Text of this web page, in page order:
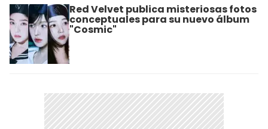
Red Velvet publica misteriosas fotos
conceptuales para su nuevo álbum
"Cosmic"